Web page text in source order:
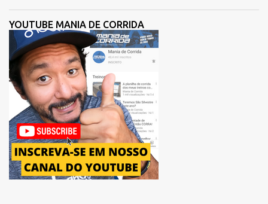
melhorar a fluidez dos atletas logo após a largada, contribuindo
para uma melhor distribuição dos corredores no início da corrida. A
mudança substitui o trecho do Elevado Presidente João Goulart por
um novo trajeto na região do Pacaembu e Barra Funda. Após a
Avenida Pacaembu, os corredores seguirão pela Avenida Doutor
Abraão Ribeiro, passando ao lado do Memorial da América Latina,
acessando a Avenida Norma Pieruccini Giannotti, a Avenida Rudge e
...
YOUTUBE MANIA DE CORRIDA